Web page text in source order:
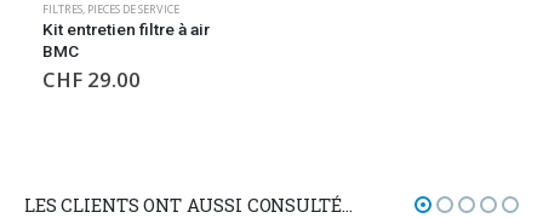
FILTRES, PIECES DE SERVICE
Kit entretien filtre à air
BMC
CHF 29.00
LES CLIENTS ONT AUSSI CONSULTÉ…